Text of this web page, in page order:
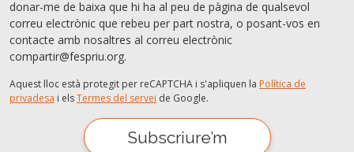
donar-me de baixa que hi ha al peu de pàgina de qualsevol
correu electrònic que rebeu per part nostra, o posant-vos en
contacte amb nosaltres al correu electrònic
compartir@fespriu.org.
Aquest lloc està protegit per reCAPTCHA i s'apliquen la Política de
privadesa i elsTermes del servei de Google.